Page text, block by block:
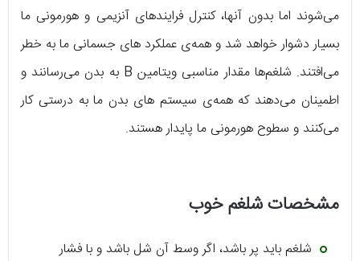
می‌شوند اما بدون آنها، کنترل فرایندهای آنزیمی و هورمونی ما
بسیار دشوار خواهد شد و همه‌ی عملکرد های جسمانی ما به خطر
می‌افتند. شلغم‌ها مقدار مناسبی ویتامین B به بدن می‌رسانند و
اطمینان می‌دهند که همه‌ی سیستم‌ های بدن ما به‌ درستی کار
می‌کنند و سطوح هورمونی ما پایدار هستند.
مشخصات شلغم خوب
شلغم باید پر باشد، اگر وسط آن شل باشد و با فشار